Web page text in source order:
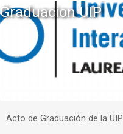
Graduacion UIP
Acto de Graduación de la UIP